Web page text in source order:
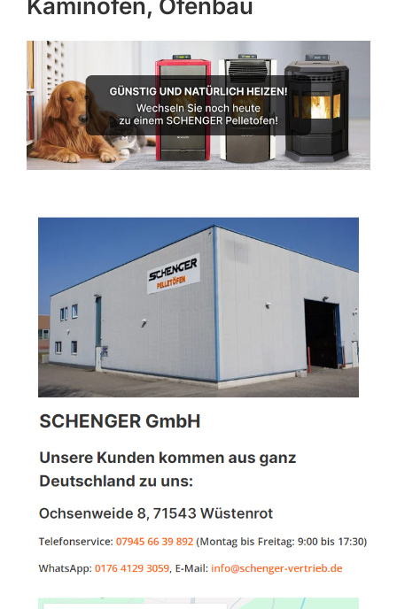
PROFIL
WARENKORB
PRODUCTS
SEARCH
Kaminofen, Ofenbau